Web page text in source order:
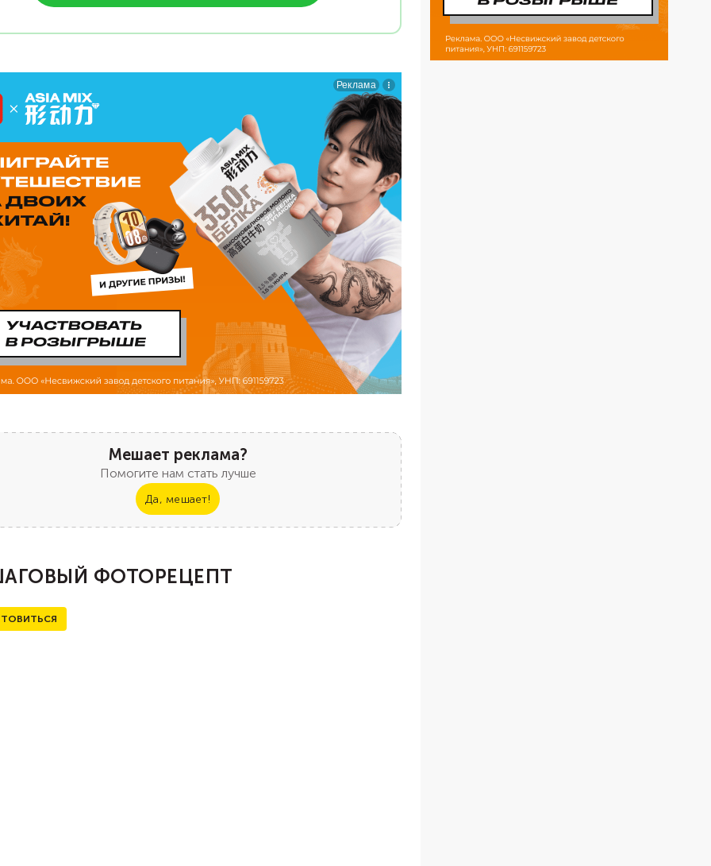
Мешает реклама?
Помогите нам стать лучше
Да, мешает!
ФОТОРЕЦЕПТ